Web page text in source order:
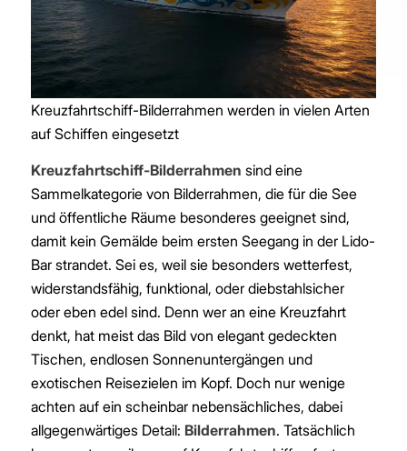
Kreuzfahrtschiff-Bilderrahmen werden in vielen Arten
auf Schiffen eingesetzt
Kreuzfahrtschiff-Bilderrahmen sind eine
Sammelkategorie von Bilderrahmen, die für die See
und öffentliche Räume besonderes geeignet sind,
damit kein Gemälde beim ersten Seegang in der Lido-
Bar strandet. Sei es, weil sie besonders wetterfest,
widerstandsfähig, funktional, oder diebstahlsicher
oder eben edel sind. Denn wer an eine Kreuzfahrt
denkt, hat meist das Bild von elegant gedeckten
Tischen, endlosen Sonnenuntergängen und
exotischen Reisezielen im Kopf. Doch nur wenige
achten auf ein scheinbar nebensächliches, dabei
allgegenwärtiges Detail: Bilderrahmen. Tatsächlich